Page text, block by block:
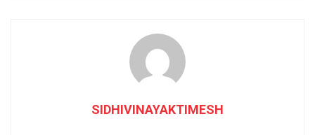
SIDHIVINAYAKTIMESH